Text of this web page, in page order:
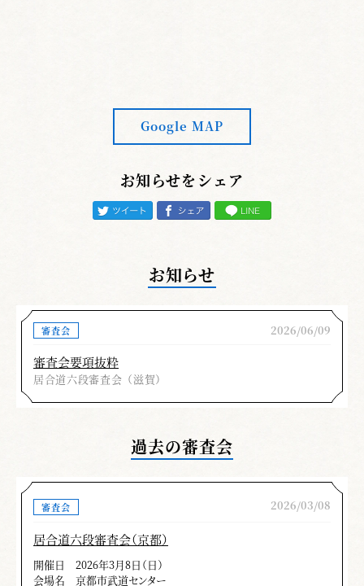
Google MAP
お知らせをシェア
お知らせ
審査会 2026/06/09
審査会要項抜粋
居合道六段審査会（滋賀）
過去の審査会
審査会 2026/03/08
居合道六段審査会（京都）
開催日
2026年3月8日（日）
会場名
京都市武道センター